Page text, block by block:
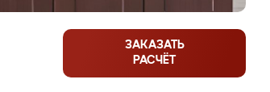
ЗАКАЗАТЬ
РАСЧЁТ